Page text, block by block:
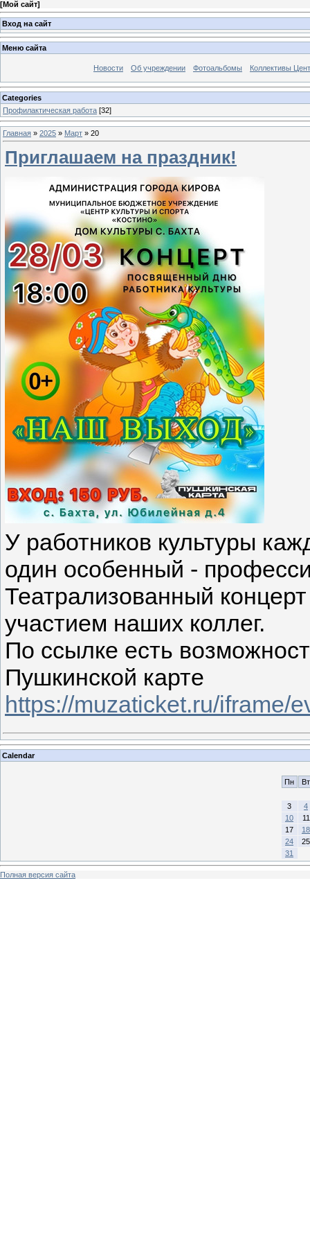
[Мой сайт]
Вход на сайт
Меню сайта
Новости Об учреждении Фотоальбомы Коллективы
Categories
Профилактическая работа [32]
Главная » 2025 » Март » 20
​​​​​​​Приглашаем на праздник!
У работников культуры
один особенный -
Театрализованный
участием наших коллег.
По ссылке есть
Пушкинской карте
https://muzaticket.ru/iframe/
Calendar
Пн Вт
3
4
10
11
17
18
24
25
31
Полная версия сайта